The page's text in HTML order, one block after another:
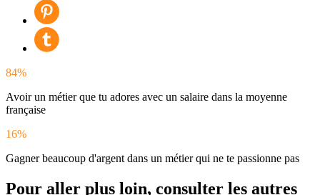
84%
Avoir un métier que tu adores avec un salaire dans la moyenne
française
16%
Gagner beaucoup d'argent dans un métier qui ne te passionne pas
Pour aller plus loin, consulter les autres